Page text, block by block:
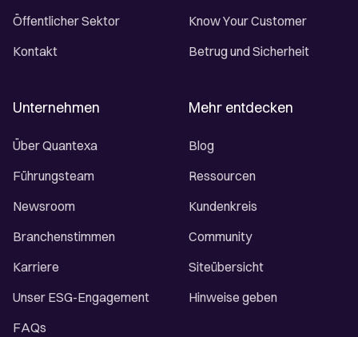
Öffentlicher Sektor
Kontakt
Know Your Customer
Betrug und Sicherheit
Unternehmen
Über Quantexa
Führungsteam
Newsroom
Branchenstimmen
Karriere
Unser ESG-Engagement
FAQs
Mehr entdecken
Blog
Ressourcen
Kundenkreis
Community
Siteübersicht
Hinweise geben